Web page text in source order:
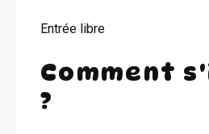
Entrée libre
Comment
?